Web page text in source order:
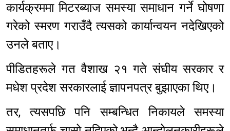
कार्यक्रममा मिटरब्याज समस्या समाधान गर्ने घोषणा
गरेको स्मरण गराउँदै त्यसको कार्यान्वयन नदेखिएको
उनले बताए।
पीडितहरूले गत वैशाख २१ गते संघीय सरकार र
मधेश प्रदेश सरकारलाई ज्ञापनपत्र बुझाएका थिए।
तर, त्यसपछि पनि सम्बन्धित निकायले समस्या